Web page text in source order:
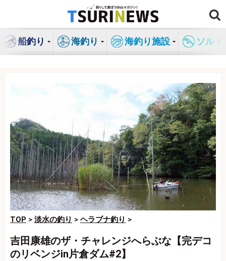
ン
船釣り 海釣り 海釣り施設 ソル
TOP > 淡水の釣り > ヘラブナ釣り >
吉田康雄のザ・チャレンジへらぶな【完デコ
のリベンジin片倉ダム#2】